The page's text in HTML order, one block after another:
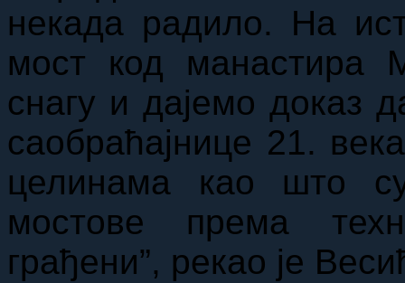
некада радило. На
мост код манастира
снагу и дајемо доказ
саобраћајнице 21.
целинама као што
мостове према
грађени”, рекао је